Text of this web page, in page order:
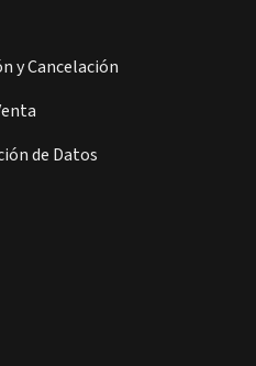
y Cancelación
de Datos